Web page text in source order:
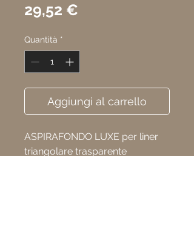
29,52 €
Quantità *
Aggiungi al carrello
ASPIRAFONDO LUXE per liner
triangolare trasparente